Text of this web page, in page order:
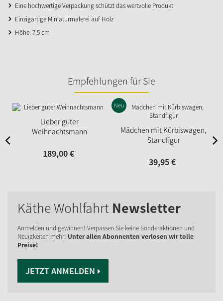
Eine hochwertige Verpackung schützt das wertvolle Produkt
Einzigartige Miniaturmalerei auf Holz
Höhe: 7,5 cm
Empfehlungen für Sie
Lieber guter
Weihnachtsmann
189,00€
Mädchen mit Kürbiswagen,
Standfigur
Neu
39,95€
Käthe Wohlfahrt Newsletter
Anmelden und gewinnen! Verpassen Sie keine Sonderaktionen und
Neuigkeiten mehr! Unter allen Abonnenten verlosen wir tolle
Preise!
JETZT ANMELDEN